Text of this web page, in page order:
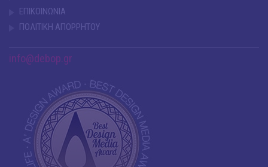
ΕΠΙΚΟΙΝΩΝΙΑ
ΠΟΛΙΤΙΚΗ ΑΠΟΡΡΗΤΟΥ
info@debop.gr